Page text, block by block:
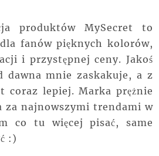
produktów MySecret to
fanów pięknych kolorów,
i przystępnej ceny. Jakoś
dawna mnie zaskakuje, a z
coraz lepiej. Marka prężnie
za najnowszymi trendami w
co tu więcej pisać, same
:)